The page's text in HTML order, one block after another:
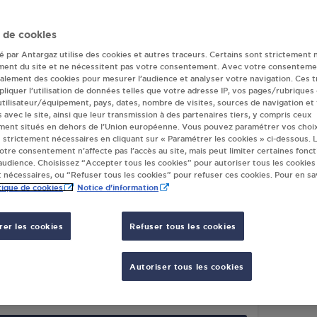
Antargaz à
EVEQUE
PARIGNE L EVEQUE
DES 3 PUITS
PARIGNE L EVEQUE
S'Y RENDRE
LE
72250
MANORAS GARAGE COURSIER **
de cookies
par Antargaz utilise des cookies et autres traceurs. Certains sont strictement
du site et ne nécessitent pas votre consentement. Avec votre
des cookies pour mesurer l’audience et analyser votre navigation. Ces
l’utilisation de données telles que votre adresse IP, vos pages/rubriques
équipement, pays, dates, nombre de visites, sources de navigation et
avec le site, ainsi que leur transmission à des partenaires tiers, y compris ceux
situés en dehors de l’Union européenne. Vous pouvez paramétrer vos
strictement nécessaires en cliquant sur « Paramétrer les cookies » ci-dessous.
consentement n’affecte pas l’accès au site, mais peut limiter certaines
Choisissez “Accepter tous les cookies” pour autoriser tous les cookies
ou “Refuser tous les cookies” pour refuser ces cookies. Pour en
de cookies Notice d'information
les cookies Refuser tous les cookies
Autoriser tous les cookies